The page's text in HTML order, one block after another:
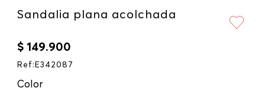
Sandalia plana acolchada
$ 149.900
Ref : E342087
Color